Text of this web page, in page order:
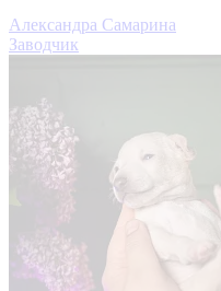
Александра Самарина
Заводчик